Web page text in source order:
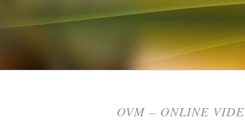
OVM – ONLINE